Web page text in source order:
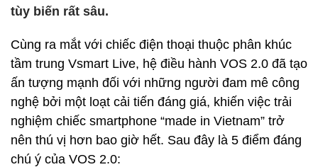
tùy biến rất sâu.
Cùng ra mắt với chiếc điện thoại thuộc phân khúc
tầm trung Vsmart Live, hệ điều hành VOS 2.0 đã tạo
ấn tượng mạnh đối với những người đam mê công
nghệ bởi một loạt cải tiến đáng giá, khiến việc trải
nghiệm chiếc smartphone “made in Vietnam” trở
nên thú vị hơn bao giờ hết. Sau đây là 5 điểm đáng
chú ý của VOS 2.0: